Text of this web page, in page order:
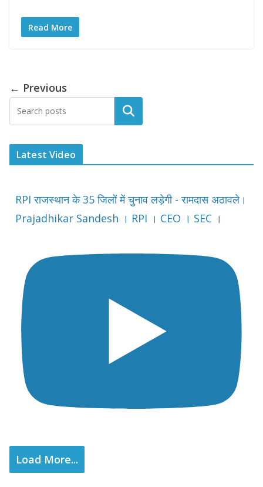
Read More
← Previous
Latest Video
RPI राजस्थान के 35 जिलों में चुनाव लड़ेगी - रामदास अठावले।
Prajadhikar Sandesh । RPI । CEO । SEC ।
Load More...